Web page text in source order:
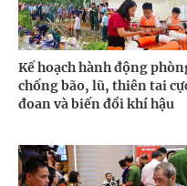
Kế hoạch hành động
chống bão, lũ, thiên tai
đoan và biến đổi khí hậu